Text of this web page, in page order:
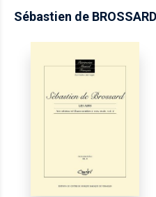
Sébastien de BROSSARD